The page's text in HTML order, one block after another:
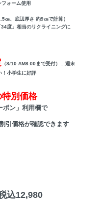
ォーム使用
㎝、底辺厚さ 約9㎝で計算）
度」相当のリクライニングに
（8/10 AM8:00まで受付）…週末
！小学生に好評
別価格
ポン」利用欄で
引価格が確認できます
込12,980